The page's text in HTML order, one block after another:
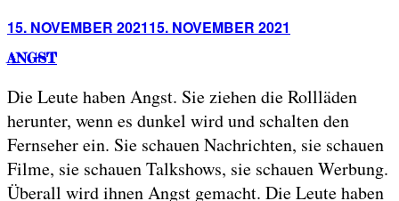
Posted
15. NOVEMBER 202115. NOVEMBER 2021
ANGST
Die Leute haben Angst. Sie ziehen die Rollläden
herunter, wenn es dunkel wird und schalten den
Fernseher ein. Sie schauen Nachrichten, sie schauen
Filme, sie schauen Talkshows, sie schauen Werbung.
Überall wird ihnen Angst gemacht. Die Leute haben